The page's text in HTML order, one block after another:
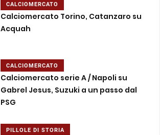
CALCIOMERCATO
Calciomercato Torino, Catanzaro su
Acquah
CALCIOMERCATO
Calciomercato serie A / Napoli su
Gabrel Jesus, Suzuki a un passo dal
PSG
PILLOLE DI STORIA